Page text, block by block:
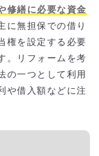
修繕に必要な資金
に無担保での借り
権を設定する必要
。リフォームを考
の一つとして利用
や借入額などに注